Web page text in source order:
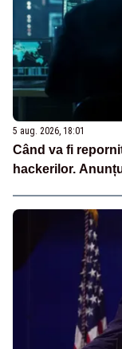
5 aug. 2026, 18:01
Când va fi
hackerilor.